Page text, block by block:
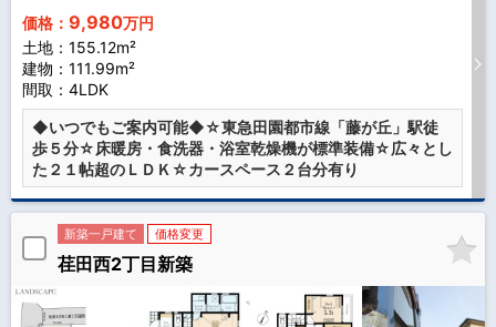
価格： 9,980万円
土地：155.12m²
建物：111.99m²
間取：4LDK
◆いつでもご案内可能◆☆東急田園都市線「藤が丘」駅徒
歩５分☆床暖房・食洗器・浴室乾燥機が標準装備☆広々とし
た２１帖超のＬＤＫ☆カースペース２台分有り
新築一戸建て 価格変更
荏田西2丁目新築